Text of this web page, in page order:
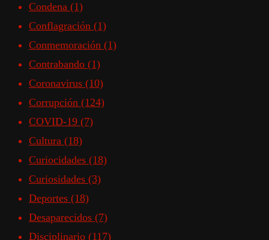
Condena (1)
Conflagración (1)
Conmemoración (1)
Contrabando (1)
Coronavirus (10)
Corrupción (124)
COVID-19 (7)
Cultura (18)
Curiocidades (18)
Curiosidades (3)
Deportes (18)
Desaparecidos (7)
Disciplinario (117)